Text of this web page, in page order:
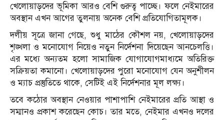
খেলোয়াড়দের ভূমিকা আরও বেশি গুরুত্ব পাচ্ছে। ফলে নেইমারের
অবস্থান এখন আগের তুলনায় অনেক বেশি প্রতিযোগিতামূলক।
দলীয় সূত্রে জানা গেছে, শুধু মাঠের কৌশল নয়, খেলোয়াড়দের
শৃঙ্খলা ও মনোযোগ নিয়েও নতুন নির্দেশনা দিয়েছেন আনচেলত্তি।
এর মধ্যে অন্যতম হলো সামাজিক যোগাযোগমাধ্যমে অতিরিক্ত
সক্রিয়তা কমানো। খেলোয়াড়দের পুরো মনোযোগ যেন অনুশীলন
ও ম্যাচ প্রস্তুতিতে থাকে, সেটিই এই নির্দেশনার মূল লক্ষ্য।
তবে কঠোর অবস্থান নেওয়ার পাশাপাশি নেইমারের প্রতি আস্থা ও
সম্মানও প্রকাশ করেছেন কোচ। তার মতে, নেইমার এখনও দলের